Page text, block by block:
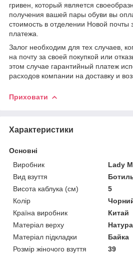
гривен, который является
получения вашей пары обуви вы
стоимость в отделении Новой почты
платежа.
Залог необходим для тех случаев,
на почту за своей покупкой или
этом случае гарантийный платеж
расходов компании на доставку и
Приховати
Характеристики
Основні
Виробник
Lady
Вид взуття
Висота каблука (см)
5
Колір
Країна виробник
Китай
Матеріал верху
Матеріал підкладки
Байка
Розмір жіночого взуття
39